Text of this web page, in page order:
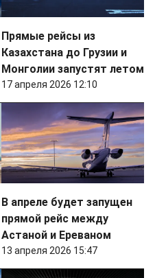
Прямые рейсы из
Казахстана до Грузии и
Монголии запустят летом
17 апреля 2026 12:10
В апреле будет запущен
прямой рейс между
Астаной и Ереваном
13 апреля 2026 15:47